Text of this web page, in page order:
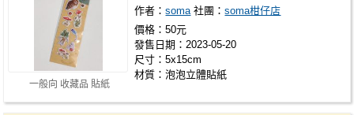
一般向 收藏品 貼紙
作者：soma 社團：soma柑仔店
價格：50元
發售日期：2023-05-20
尺寸：5x15cm
材質：泡泡立體貼紙